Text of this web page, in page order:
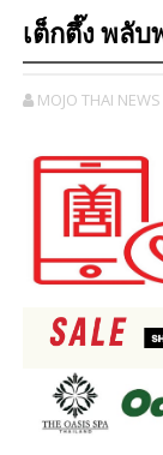
เต็กตึ๊ง พลับ
MOJO THAI NEWS